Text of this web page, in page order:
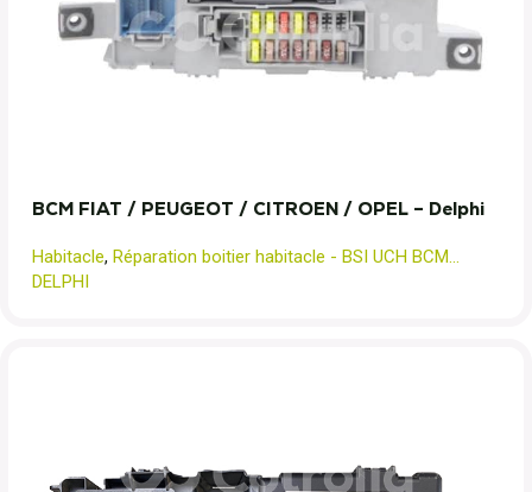
BCM FIAT / PEUGEOT / CITROEN / OPEL – Delphi
Habitacle, Réparation boitier habitacle - BSI UCH BCM...
DELPHI